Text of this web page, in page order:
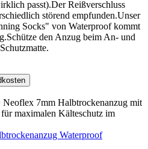
passt).Der Reißverschluss
störend empfunden.Unser
Socks" von Waterproof kommt
den Anzug beim An- und
Waterproof